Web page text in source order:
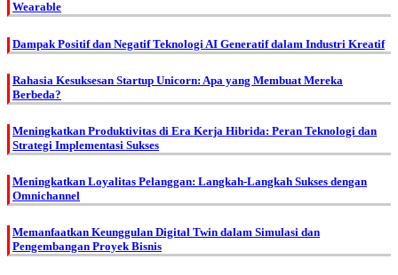
Wearable
Dampak Positif dan Negatif Teknologi AI Generatif dalam Industri Kreatif
Rahasia Kesuksesan Startup Unicorn: Apa yang Membuat Mereka
Berbeda?
Meningkatkan Produktivitas di Era Kerja Hibrida: Peran Teknologi dan
Strategi Implementasi Sukses
Meningkatkan Loyalitas Pelanggan: Langkah-Langkah Sukses dengan
Omnichannel
Memanfaatkan Keunggulan Digital Twin dalam Simulasi dan
Pengembangan Proyek Bisnis